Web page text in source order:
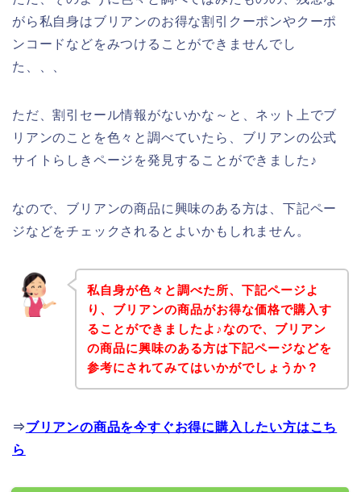
がら私自身はブリアンのお得な割引クーポンやクーポ
ンコードなどをみつけることができませんでし
た、、、
ただ、割引セール情報がないかな～と、ネット上でブ
リアンのことを色々と調べていたら、ブリアンの公式
サイトらしきページを発見することができました♪
なので、ブリアンの商品に興味のある方は、下記ペー
ジなどをチェックされるとよいかもしれません。
私自身が色々と調べた所、下記ページよ
り、ブリアンの商品がお得な価格で購入す
ることができましたよ♪なので、ブリアン
の商品に興味のある方は下記ページなどを
参考にされてみてはいかがでしょうか？
⇒ブリアンの商品を今すぐお得に購入したい方はこち
ら